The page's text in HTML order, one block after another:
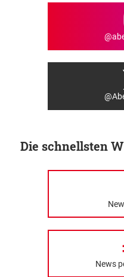
Die schnellsten
News